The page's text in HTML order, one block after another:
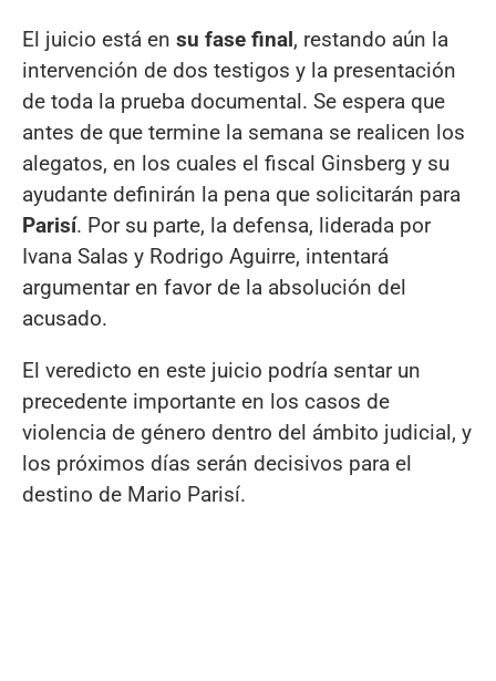
El juicio está en su fase final, restando aún la
intervención de dos testigos y la presentación
de toda la prueba documental. Se espera que
antes de que termine la semana se realicen los
alegatos, en los cuales el fiscal Ginsberg y su
ayudante definirán la pena que solicitarán para
Parisí. Por su parte, la defensa, liderada por
Ivana Salas y Rodrigo Aguirre, intentará
argumentar en favor de la absolución del
acusado.
El veredicto en este juicio podría sentar un
precedente importante en los casos de
violencia de género dentro del ámbito judicial, y
los próximos días serán decisivos para el
destino de Mario Parisí.